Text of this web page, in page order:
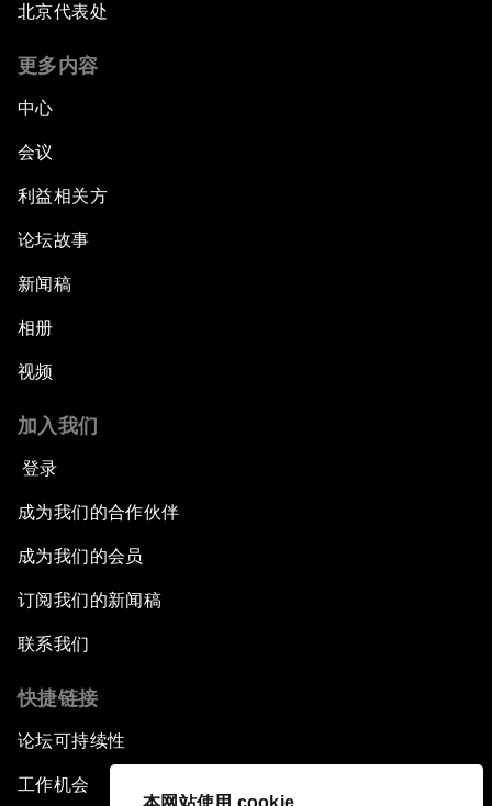
本网站使用 cookie
北京代表处
更多内容
中心
会议
利益相关方
论坛故事
新闻稿
相册
视频
加入我们
登录
成为我们的合作伙伴
成为我们的会员
订阅我们的新闻稿
联系我们
快捷链接
论坛可持续性
工作机会